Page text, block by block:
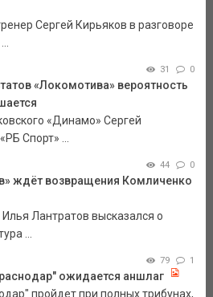
Сергей Кирьяков в разговоре
31 0
«Локомотива» вероятность
«Динамо» Сергей
Спорт» ...
44 0
ждёт возвращения Комличенко
Лантратов высказался о
...
79 1
ожидается аншлаг
пройдет при полных трибунах,